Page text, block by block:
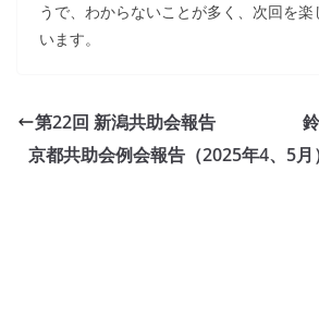
うで、わからないことが多く、次回を
います。
第22回 新潟共助会報告 鈴
京都共助会例会報告（2025年